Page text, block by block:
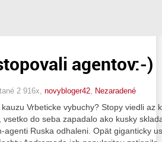
agentov:-)
2 916x, novybloger42 Nezaradené
Vrbeticke vybuchy? Stopy viedli az
do seba zapadalo ako kusky
agenti Ruska odhaleni. Opät giganticky